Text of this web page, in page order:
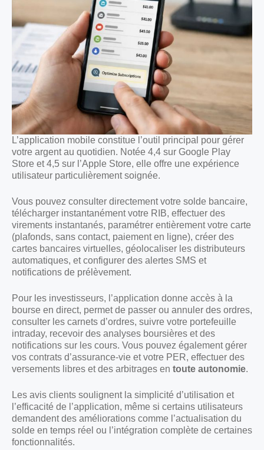
L’application mobile constitue l’outil principal pour gérer
votre argent au quotidien. Notée 4,4 sur Google Play
Store et 4,5 sur l’Apple Store, elle offre une expérience
utilisateur particulièrement soignée.
Vous pouvez consulter directement votre solde bancaire,
télécharger instantanément votre RIB, effectuer des
virements instantanés, paramétrer entièrement votre carte
(plafonds, sans contact, paiement en ligne), créer des
cartes bancaires virtuelles, géolocaliser les distributeurs
automatiques, et configurer des alertes SMS et
notifications de prélèvement.
Pour les investisseurs, l’application donne accès à la
bourse en direct, permet de passer ou annuler des ordres,
consulter les carnets d’ordres, suivre votre portefeuille
intraday, recevoir des analyses boursières et des
notifications sur les cours. Vous pouvez également gérer
vos contrats d’assurance-vie et votre PER, effectuer des
versements libres et des arbitrages en toute autonomie.
Les avis clients soulignent la simplicité d’utilisation et
l’efficacité de l’application, même si certains utilisateurs
demandent des améliorations comme l’actualisation du
solde en temps réel ou l’intégration complète de certaines
fonctionnalités.